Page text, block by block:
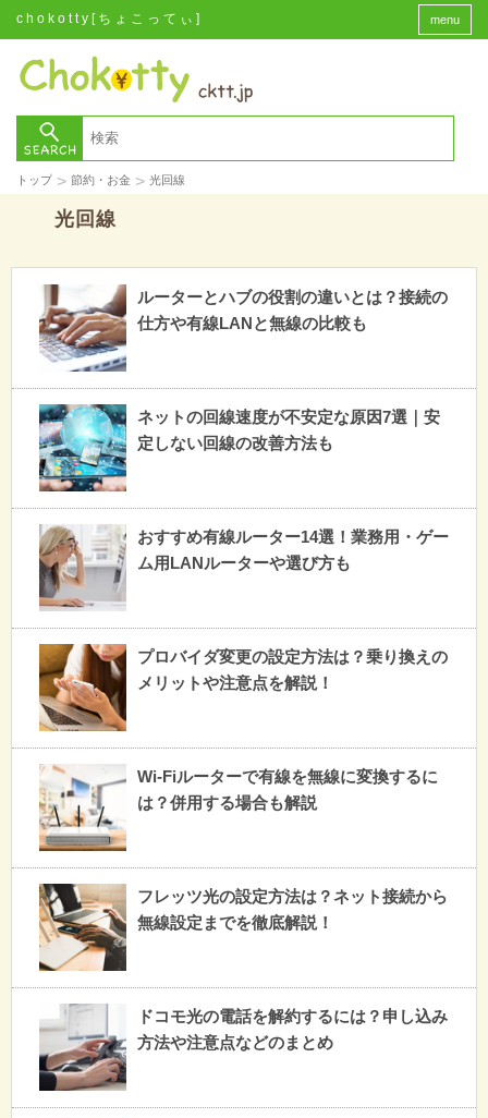
chokotty[ちょこってぃ] menu
トップ > 節約・お金 > 光回線
光回線
ルーターとハブの役割の違いとは？接続の
仕方や有線LANと無線の比較も
ネットの回線速度が不安定な原因7選｜安
定しない回線の改善方法も
おすすめ有線ルーター14選！業務用・ゲー
ム用LANルーターや選び方も
プロバイダ変更の設定方法は？乗り換えの
メリットや注意点を解説！
Wi-Fiルーターで有線を無線に変換するに
は？併用する場合も解説
フレッツ光の設定方法は？ネット接続から
無線設定までを徹底解説！
ドコモ光の電話を解約するには？申し込み
方法や注意点などのまとめ